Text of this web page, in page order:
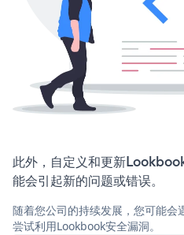
此外，自定义和更新
能会引起新的问题或错误。
随着您公司的持续发展，您可能会
尝试利用Lookbook安全漏洞。